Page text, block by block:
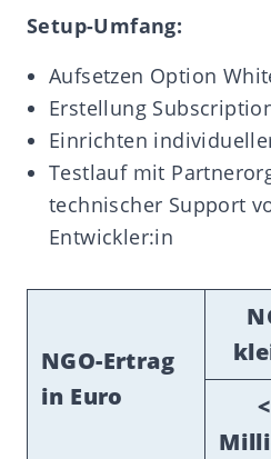
Setup-Umfang:
Aufsetzen Option
Erstellung
Einrichten
Testlauf mit
technischer Support
Entwickler:in
NGO-Ertrag
in Euro